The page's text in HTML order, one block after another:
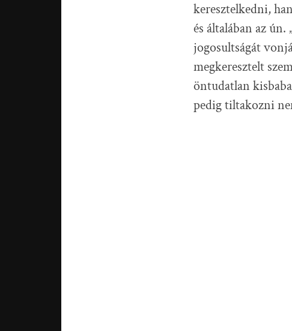
keresztelkedni,
és általában az ún.
jogosultságát
megkeresztelt
öntudatlan
pedig tiltakozni